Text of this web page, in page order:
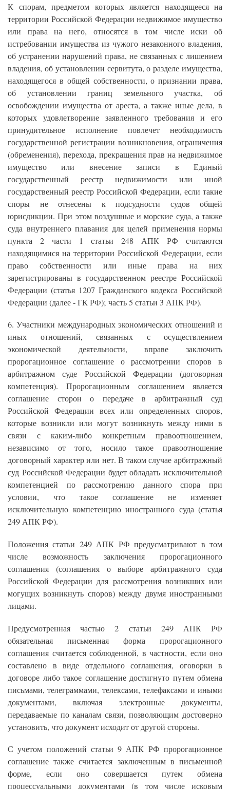
К спорам, предметом которых является находящееся на
территории Российской Федерации недвижимое имущество
или права на него, относятся в том числе иски об
истребовании имущества из чужого незаконного владения,
об устранении нарушений права, не связанных с лишением
владения, об установлении сервитута, о разделе имущества,
находящегося в общей собственности, о признании права,
об установлении границ земельного участка, об
освобождении имущества от ареста, а также иные дела, в
которых удовлетворение заявленного требования и его
принудительное исполнение повлечет необходимость
государственной регистрации возникновения, ограничения
(обременения), перехода, прекращения прав на недвижимое
имущество или внесение записи в Единый
государственный реестр недвижимости или иной
государственный реестр Российской Федерации, если такие
споры не отнесены к подсудности судов общей
юрисдикции. При этом воздушные и морские суда, а также
суда внутреннего плавания для целей применения нормы
пункта 2 части 1 статьи 248 АПК РФ считаются
находящимися на территории Российской Федерации, если
право собственности или иные права на них
зарегистрированы в государственном реестре Российской
Федерации (статья 1207 Гражданского кодекса Российской
Федерации (далее - ГК РФ); часть 5 статьи 3 АПК РФ).
6. Участники международных экономических отношений и
иных отношений, связанных с осуществлением
экономической деятельности, вправе заключить
пророгационное соглашение о рассмотрении споров в
арбитражном суде Российской Федерации (договорная
компетенция). Пророгационным соглашением является
соглашение сторон о передаче в арбитражный суд
Российской Федерации всех или определенных споров,
которые возникли или могут возникнуть между ними в
связи с каким-либо конкретным правоотношением,
независимо от того, носило такое правоотношение
договорный характер или нет. В таком случае арбитражный
суд Российской Федерации будет обладать исключительной
компетенцией по рассмотрению данного спора при
условии, что такое соглашение не изменяет
исключительную компетенцию иностранного суда (статья
249 АПК РФ).
Положения статьи 249 АПК РФ предусматривают в том
числе возможность заключения пророгационного
соглашения (соглашения о выборе арбитражного суда
Российской Федерации для рассмотрения возникших или
могущих возникнуть споров) между двумя иностранными
лицами.
Предусмотренная частью 2 статьи 249 АПК РФ
обязательная письменная форма пророгационного
соглашения считается соблюденной, в частности, если оно
составлено в виде отдельного соглашения, оговорки в
договоре либо такое соглашение достигнуто путем обмена
письмами, телеграммами, телексами, телефаксами и иными
документами, включая электронные документы,
передаваемые по каналам связи, позволяющим достоверно
установить, что документ исходит от другой стороны.
С учетом положений статьи 9 АПК РФ пророгационное
соглашение также считается заключенным в письменной
форме, если оно совершается путем обмена
процессуальными документами (в том числе исковым